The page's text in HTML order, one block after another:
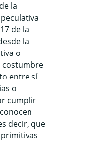
la
de la
la
o
costumbre
entre sí
o
cumplir
decir, que